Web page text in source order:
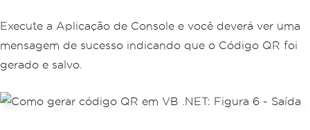
Execute a Aplicação de Console e você deverá ver uma
mensagem de sucesso indicando que o Código QR foi
gerado e salvo.